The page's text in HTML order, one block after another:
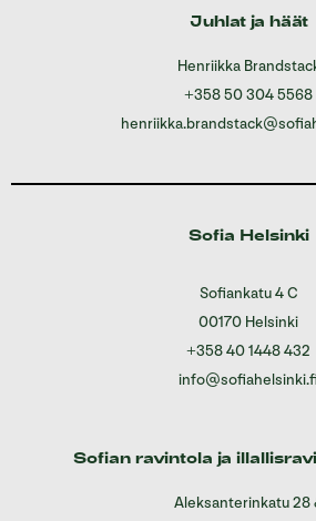
Juhlat ja häät
Henriikka
+358 50 304 5568
Sofia Helsinki
Sofiankatu 4 C
00170 Helsinki
+358 40 1448 432
info@sofiahelsinki.fi
Sofian ravintola ja
Aleksanterinkatu 28